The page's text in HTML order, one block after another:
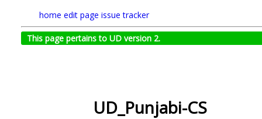
home edit page issue tracker
This page pertains to UD version 2.
UD_Punjabi-CS